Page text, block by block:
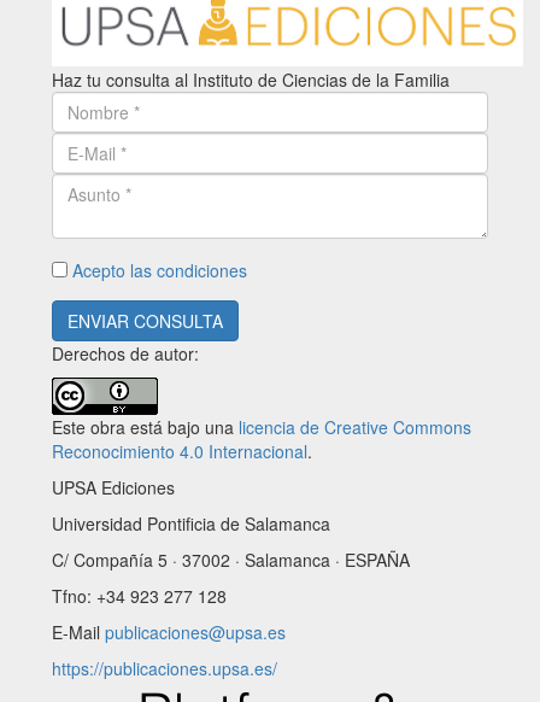
Haz tu consulta al Instituto de Ciencias de la Familia
Acepto las condiciones
ENVIAR CONSULTA
Derechos de autor:
Este obra está bajo una licencia de Creative Commons
Reconocimiento 4.0 Internacional.
UPSA Ediciones
Universidad Pontificia de Salamanca
C/ Compañía 5 · 37002 · Salamanca · ESPAÑA
Tfno: +34 923 277 128
E-Mail publicaciones@upsa.es
https://publicaciones.upsa.es/